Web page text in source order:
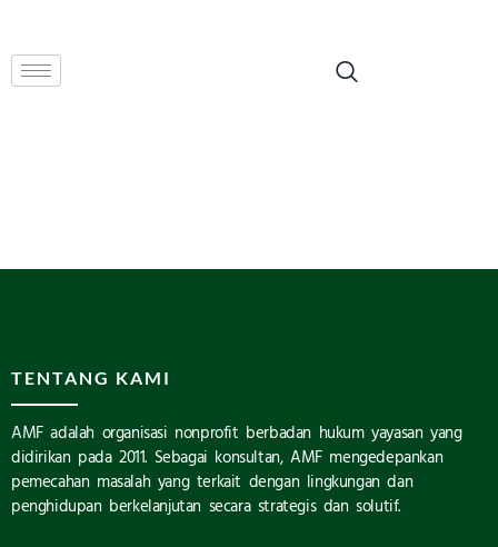
TENTANG KAMI
AMF adalah organisasi nonprofit berbadan hukum yayasan yang
didirikan pada 2011. Sebagai konsultan, AMF mengedepankan
pemecahan masalah yang terkait dengan lingkungan dan
penghidupan berkelanjutan secara strategis dan solutif.